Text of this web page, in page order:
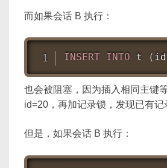
而如果会话 B 执行：
INSERT INTO t ( id
也会被阻塞，因为插入相同主键
id=20，再加记录锁，发现已有记
但是，如果会话 B 执行：